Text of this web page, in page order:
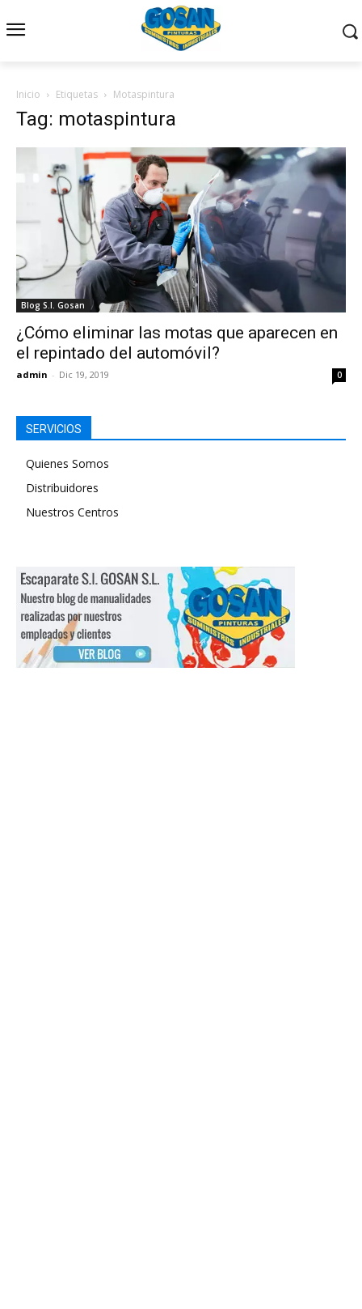
Inicio Etiquetas Motaspintura
Tag: motaspintura
Blog S.I. Gosan
¿Cómo eliminar las motas que aparecen en
el repintado del automóvil?
admin - Dic 19, 2019 0
SERVICIOS
Quienes Somos
Distribuidores
Nuestros Centros